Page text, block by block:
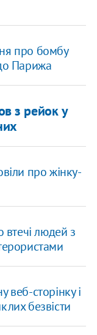
про бомбу
Парижа
з рейок у
про жінку-
втечі людей з
веб-сторінку і
безвісти